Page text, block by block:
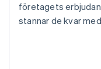
företagets
stannar de kvar